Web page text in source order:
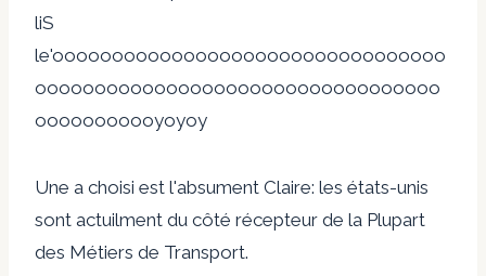
liS
le'ooooooooooooooooooooooooooooooooo
oooooooooooooooooooooooooooooooooo
ooooooooooyoyoy
Une a choisi est l'absument Claire: les états-unis
sont actuilment du côté récepteur de la Plupart
des Métiers de Transport.